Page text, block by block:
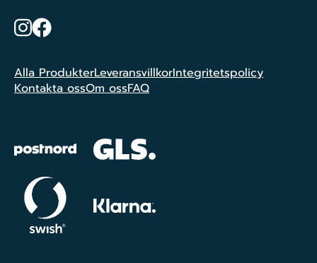
Instagram
Facebook
Alla ProdukterLeveransvillkorIntegritetspolicy
Kontakta ossOm ossFAQ